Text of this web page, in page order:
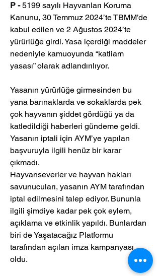
P - 5199 sayılı Hayvanları Koruma
Kanunu, 30 Temmuz 2024’te TBMM’de
kabul edilen ve 2 Ağustos 2024’te
yürürlüğe girdi. Yasa içerdiği maddeler
nedeniyle kamuoyunda “katliam
yasası” olarak adlandırılıyor.
Yasanın yürürlüğe girmesinden bu
yana barınaklarda ve sokaklarda pek
çok hayvanın şiddet gördüğü ya da
katledildiği haberleri gündeme geldi.
Yasanın iptali için AYM’ye yapılan
başvuruyla ilgili henüz bir karar
çıkmadı.
Hayvanseverler ve hayvan hakları
savunucuları, yasanın AYM tarafından
iptal edilmesini talep ediyor. Bununla
ilgili şimdiye kadar pek çok eylem,
açıklama ve etkinlik yapıldı. Bunlardan
biri de Yaşatacağız Platformu
tarafından açılan imza kampanyası
oldu.